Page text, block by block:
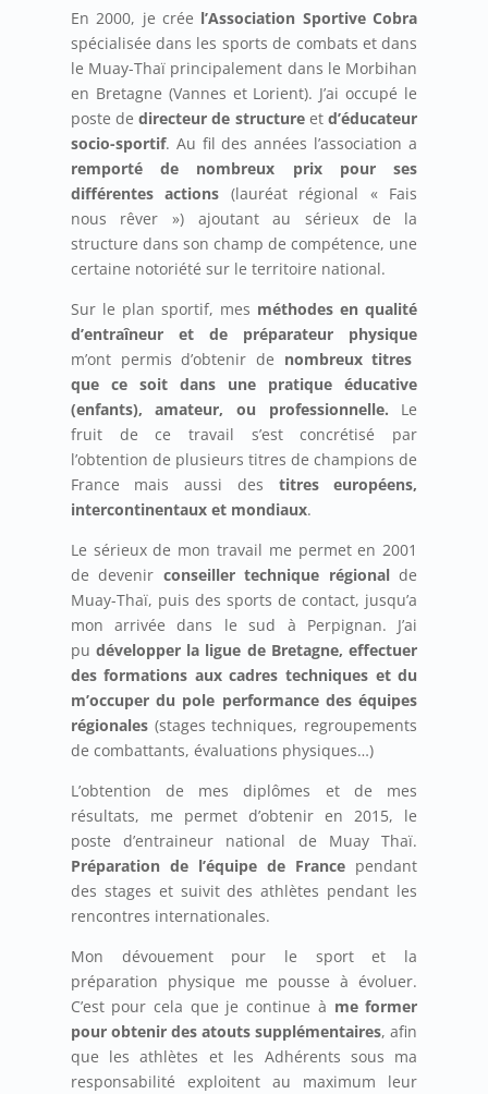
En 2000, je crée l’Association Sportive Cobra
spécialisée dans les sports de combats et dans
le Muay-Thaï principalement dans le Morbihan
en Bretagne (Vannes et Lorient). J’ai occupé le
poste dedirecteur de structureetd’éducateur
socio-sportif. Au fil des années l’association a
remporté de nombreux prix pour ses
différentes actions (lauréat régional « Fais
nous rêver ») ajoutant au sérieux de la
structure dans son champ de compétence, une
certaine notoriété sur le territoire national.
Sur le plan sportif, mes méthodes en qualité
d’entraîneur et de préparateur physique
m’ont permis d’obtenir de nombreux titres
que ce soit dans une pratique éducative
(enfants), amateur, ou professionnelle. Le
fruit de ce travail s’est concrétisé par
l’obtention de plusieurs titres de champions de
France mais aussi des titres européens,
intercontinentaux et mondiaux.
Le sérieux de mon travail me permet en 2001
de devenir conseiller technique régionalde
Muay-Thaï, puis des sports de contact, jusqu’a
mon arrivée dans le sud à Perpignan. J’ai
pudévelopper la ligue de Bretagne, effectuer
des formations aux cadres techniques et du
m’occuper du pole performance des équipes
régionales(stages techniques, regroupements
de combattants, évaluations physiques…)
L’obtention de mes diplômes et de mes
résultats, me permet d’obtenir en 2015, le
poste d’entraineur national de Muay Thaï.
Préparation de l’équipe de France pendant
des stages et suivit des athlètes pendant les
rencontres internationales.
Mon dévouement pour le sport et la
préparation physique me pousse à évoluer.
C’est pour cela que je continue à me former
pour obtenir des atouts supplémentaires, afin
que les athlètes et les Adhérents sous ma
responsabilité exploitent au maximum leur